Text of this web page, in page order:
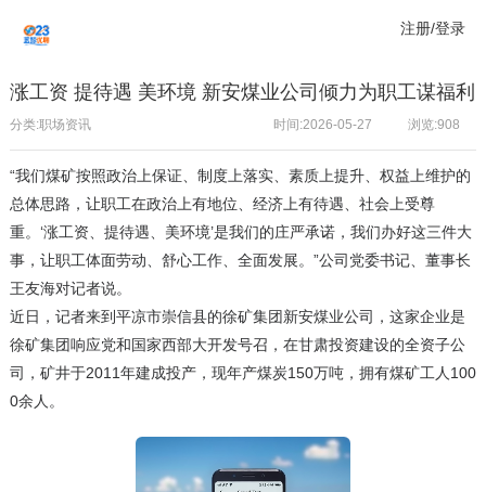
注册/登录
涨工资 提待遇 美环境 新安煤业公司倾力为职工谋福利
分类:职场资讯 浏览:908
时间:2026-05-27
“我们煤矿按照政治上保证、制度上落实、素质上提升、权益上维护的
总体思路，让职工在政治上有地位、经济上有待遇、社会上受尊
重。‘涨工资、提待遇、美环境’是我们的庄严承诺，我们办好这三件大
事，让职工体面劳动、舒心工作、全面发展。”公司党委书记、董事长
王友海对记者说。
近日，记者来到平凉市崇信县的徐矿集团新安煤业公司，这家企业是
徐矿集团响应党和国家西部大开发号召，在甘肃投资建设的全资子公
司，矿井于2011年建成投产，现年产煤炭150万吨，拥有煤矿工人100
0余人。